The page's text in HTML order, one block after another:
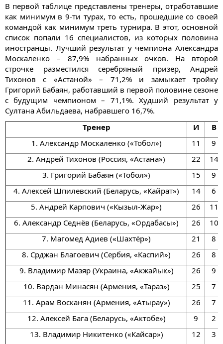
В первой таблице представлены тренеры, отработавшие
как минимум в 9-ти турах, то есть, прошедшие со своей
командой как минимум треть турнира. В этот, основной
список попали 16 специалистов, из которых половина
иностранцы. Лучший результат у чемпиона Александра
Москаленко – 87,9% набранных очков. На второй
строчке разместился серебряный призер, Андрей
Тихонов с «Астаной» – 71,2% и замыкает тройку
Григорий Бабаян, работавший в первой половине сезоне
с будущим чемпионом – 71,1%. Худший результат у
Султана Абильдаева, набравшего 16,7%.
Тренер
И
В
1. Александр Москаленко («Тобол»)
11
9
2. Андрей Тихонов (Россия, «Астана»)
22
14
3. Григорий Бабаян («Тобол»)
15
9
4. Алексей Шпилевский (Беларусь, «Кайрат»)
14
6
5. Андрей Карпович («Кызыл-Жар»)
26
11
6. Александр Седнёв (Беларусь, «Ордабасы»)
26
10
7. Магомед Адиев («Шахтёр»)
21
8
8. Срджан Благоевич (Сербия, «Каспий»)
26
8
9. Владимир Мазяр (Украина, «Акжайык»)
26
9
10. Вардан Минасян (Армения, «Тараз»)
25
7
11. Арам Восканян (Армения, «Атырау»)
26
7
12. Алексей Бага (Беларусь, «Актобе»)
9
2
13. Владимир Никитенко («Кайсар»)
12
3